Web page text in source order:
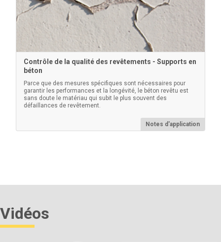
En savoir plus
protéger la pointe de la sonde PosiTector .
Contrôle de la qualité des revêtements - Supports en
béton
Parce que des mesures spécifiques sont nécessaires pour
garantir les performances et la longévité, le béton revêtu est
sans doute le matériau qui subit le plus souvent des
défaillances de revêtement.
Notes d'application
Vidéos